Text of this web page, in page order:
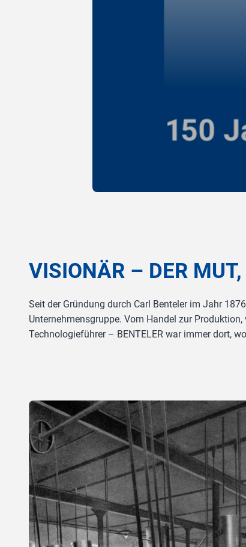
VISIONÄR – DER
Seit der Gründung durch Carl Benteler im Jahr
Unternehmensgruppe. Vom Handel zur
Technologieführer – BENTELER war immer dort,